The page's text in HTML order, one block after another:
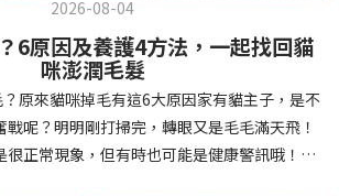
基本指令。從簡單的「坐下」開始，再逐步學
」和「過來」。每次訓練保持在5-10分鐘內，
。使用清晰一致的口令和手勢，成功時立即給
重複是學習的關鍵，每天多次短時間練習效
除了基本指令，幼犬還需學習生活禮儀。如
同形態代表不同的腸胃狀況📌 貓咪拉肚子判斷
食變化：有沒有突然換飼料或罐頭？ 有沒有吃
？ 是否誤食異物？📌 貓咪拉肚子判斷步驟3：
最近是否搬家、換貓砂、新成員加入？ 天氣
否長時間外出？📌 貓咪拉肚子判斷步驟4：觀
：貓咪精神好嗎？、食慾是否正常？，可先觀
2026-08-04
6原因及養護4方法，一起找回貓
咪澎潤毛髮
原來貓咪掉毛有這6大原因家有貓主子，是不
呢？明明剛打掃完，轉眼又是毛毛滿天飛！
很正常現象，但有時也可能是健康警訊哦！以